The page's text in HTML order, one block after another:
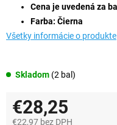
Skladom (2 bal)
Cena je uvedená za
Farba: Čierna
Všetky informácie o produkte
€28,25
€22,97 bez DPH